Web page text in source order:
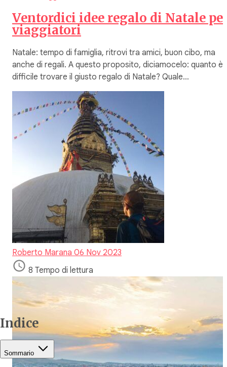
Indice
Sommario
Ventordici idee regalo di Natale
viaggiatori
Natale: tempo di famiglia, ritrovi tra amici, buon cibo, ma
anche di regali. A questo proposito, diciamocelo: quanto è
difficile trovare il giusto regalo di Natale? Quale…
Roberto Marana 06 Nov 2023
8 Tempo di lettura